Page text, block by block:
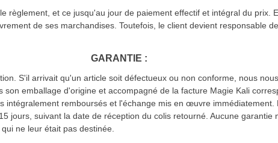
règlement, et ce jusqu'au jour de paiement effectif et intégral du prix.
de ses marchandises. Toutefois, le client devient responsable
GARANTIE :
S'il arrivait qu'un article soit défectueux ou non conforme, nous
emballage d'origine et accompagné de la facture Magie Kali
intégralement remboursés et l'échange mis en œuvre
jours, suivant la date de réception du colis retourné. Aucune garantie
ne leur était pas destinée.